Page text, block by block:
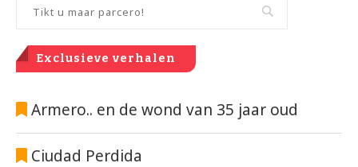
Exclusieve verhalen
Armero.. en de wond van 35 jaar oud
Ciudad Perdida